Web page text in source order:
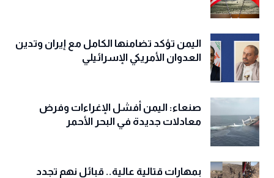
اليمن تؤكد تضامنها الكامل مع إيران وتدين
العدوان الأمريكي الإسرائيلي
صنعاء: اليمن أفشل الإغراءات وفرض
معادلات جديدة في البحر الأحمر
بمهارات قتالية عالية.. قبائل نهم تجدد